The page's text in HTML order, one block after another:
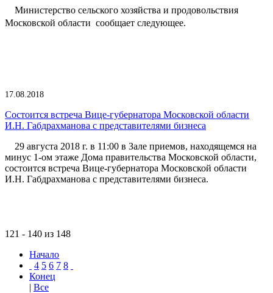
Министерство сельского хозяйства и продовольствия
Московской области сообщает следующее.
17.08.2018
Состоится встреча Вице-губернатора Московской области
И.Н. Габдрахманова с представителями бизнеса
29 августа 2018 г. в 11:00 в Зале приемов, находящемся на
минус 1-ом этаже Дома правительства Московской области,
состоится встреча Вице-губернатора Московской области
И.Н. Габдрахманова с представителями бизнеса.
121 - 140 из 148
Начало
4 5 6 7 8
Конец
| Все